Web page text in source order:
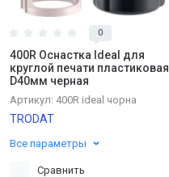
0
400R Оснастка Ideal для
круглой печати пластиковая
D40мм черная
Артикул: 400R ideal чорна
TRODAT
Все параметры
Сравнить